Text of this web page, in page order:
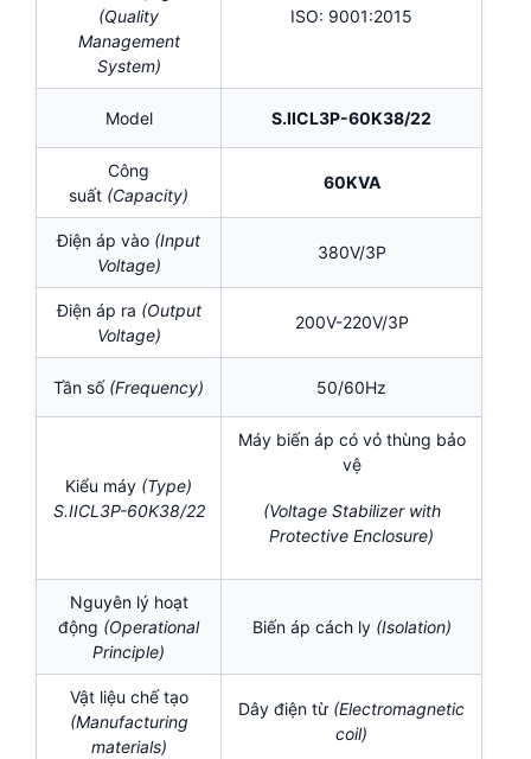
(Quality
Management
System)
ISO: 9001:2015
Model S.IICL3P-60K38/22
Công
suất (Capacity)
60KVA
Điện áp vào (Input
Voltage)
380V/3P
Điện áp ra (Output
Voltage)
200V-220V/3P
Tần số (Frequency) 50/60Hz
Kiểu máy (Type)
S.IICL3P-60K38/22
Máy biến áp có vỏ thùng bảo
vệ
(Voltage Stabilizer with
Protective Enclosure)
Nguyên lý hoạt
động (Operational
Principle)
Biến áp cách ly (Isolation)
Vật liệu chế tạo
(Manufacturing
materials)
Dây điện từ (Electromagnetic
coil)